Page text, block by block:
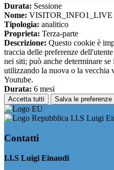
Durata: Sessione
Nome: VISITOR_INFO1_LIVE
Tipologia: analitico
Proprieta: Terza-parte
Descrizione: Questo cookie è
traccia delle preferenze
nei siti; può anche determinare
utilizzando la nuova o la vecchia
Youtube.
Durata: 6 mesi
Accetta tutti Salva le preferenze
I.I.S Luigi
Contatti
I.I.S Luigi Einaudi